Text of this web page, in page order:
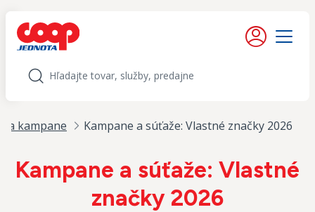
Moje konto
Menu
Hľadať
a kampane Kampane a súťaže: Vlastné značky 2026
Kampane a súťaže: Vlastné
značky 2026